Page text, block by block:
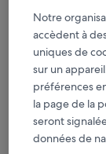
Gagnez
nuit
Consultez
Notre
accèdent à
uniques de
sur un
préférences
la page de la
seront
données de